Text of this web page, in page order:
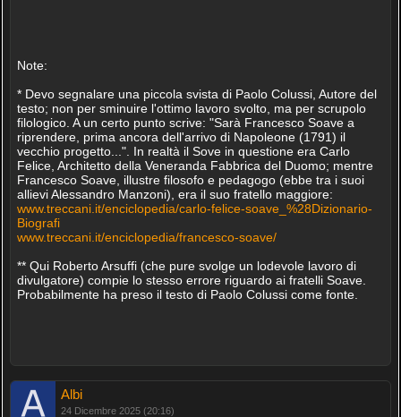
Note:
* Devo segnalare una piccola svista di Paolo Colussi, Autore del
testo; non per sminuire l'ottimo lavoro svolto, ma per scrupolo
filologico. A un certo punto scrive: "Sarà Francesco Soave a
riprendere, prima ancora dell'arrivo di Napoleone (1791) il
vecchio progetto...". In realtà il Sove in questione era Carlo
Felice, Architetto della Veneranda Fabbrica del Duomo; mentre
Francesco Soave, illustre filosofo e pedagogo (ebbe tra i suoi
allievi Alessandro Manzoni), era il suo fratello maggiore:
www.treccani.it/enciclopedia/carlo-felice-soave_%28Dizionario-
Biografi
www.treccani.it/enciclopedia/francesco-soave/
** Qui Roberto Arsuffi (che pure svolge un lodevole lavoro di
divulgatore) compie lo stesso errore riguardo ai fratelli Soave.
Probabilmente ha preso il testo di Paolo Colussi come fonte.
Albi
24 Dicembre 2025 (20:16)